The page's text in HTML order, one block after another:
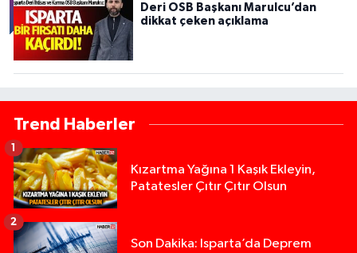
Deri OSB Başkanı Marulcu’dan
dikkat çeken açıklama
Trend Haberler
Kızartma Yağına 1 Kaşık Ekleyin,
Patatesler Çıtır Çıtır Olsun
1
Son Dakika: Isparta’da Deprem
2